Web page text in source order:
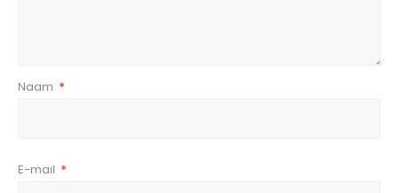
Naam *
E-mail *